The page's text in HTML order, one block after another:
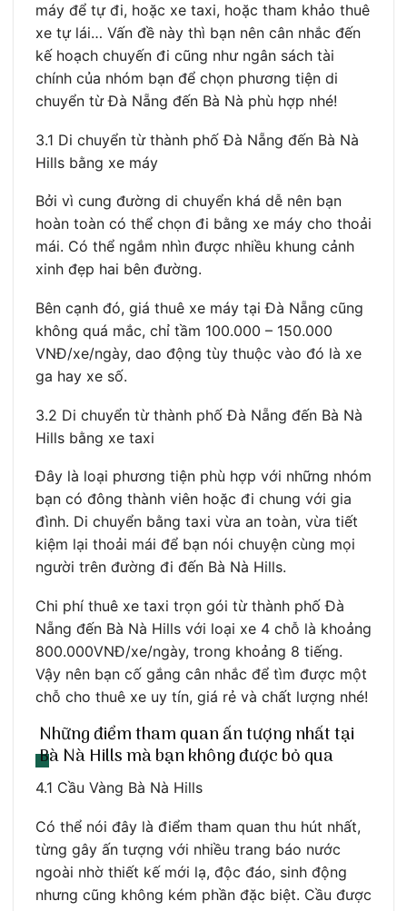
máy để tự đi, hoặc xe taxi, hoặc tham khảo thuê
xe tự lái… Vấn đề này thì bạn nên cân nhắc đến
kế hoạch chuyến đi cũng như ngân sách tài
chính của nhóm bạn để chọn phương tiện di
chuyển từ Đà Nẵng đến Bà Nà phù hợp nhé!
3.1 Di chuyển từ thành phố Đà Nẵng đến Bà Nà
Hills bằng xe máy
Bởi vì cung đường di chuyển khá dễ nên bạn
hoàn toàn có thể chọn đi bằng xe máy cho thoải
mái. Có thể ngắm nhìn được nhiều khung cảnh
xinh đẹp hai bên đường.
Bên cạnh đó, giá thuê xe máy tại Đà Nẵng cũng
không quá mắc, chỉ tầm 100.000 – 150.000
VNĐ/xe/ngày, dao động tùy thuộc vào đó là xe
ga hay xe số.
3.2 Di chuyển từ thành phố Đà Nẵng đến Bà Nà
Hills bằng xe taxi
Đây là loại phương tiện phù hợp với những nhóm
bạn có đông thành viên hoặc đi chung với gia
đình. Di chuyển bằng taxi vừa an toàn, vừa tiết
kiệm lại thoải mái để bạn nói chuyện cùng mọi
người trên đường đi đến Bà Nà Hills.
Chi phí thuê xe taxi trọn gói từ thành phố Đà
Nẵng đến Bà Nà Hills với loại xe 4 chỗ là khoảng
800.000VNĐ/xe/ngày, trong khoảng 8 tiếng.
Vậy nên bạn cố gắng cân nhắc để tìm được một
chỗ cho thuê xe uy tín, giá rẻ và chất lượng nhé!
Những điểm tham quan ấn tượng nhất tại
Bà Nà Hills mà bạn không được bỏ qua
4.1 Cầu Vàng Bà Nà Hills
Có thể nói đây là điểm tham quan thu hút nhất,
từng gây ấn tượng với nhiều trang báo nước
ngoài nhờ thiết kế mới lạ, độc đáo, sinh động
nhưng cũng không kém phần đặc biệt. Cầu được